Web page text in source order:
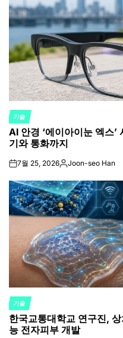
POSTED
IN
기술
AI 안경 ‘에이아이눈 엑스
기와 통화까지
on7월 25, 2026Posted
Joon-seo Han
POSTED
IN
기술
한국교통대학교 연구진,
능 전자피부 개발